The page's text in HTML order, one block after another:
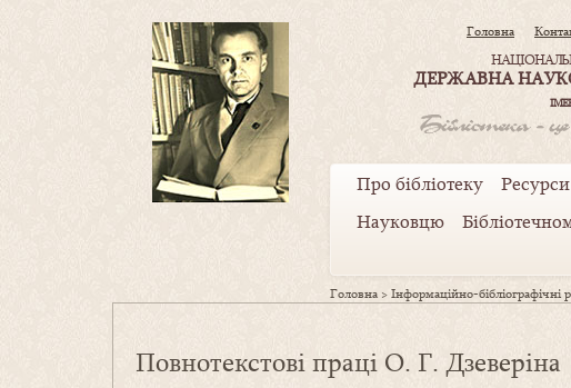
Головна
ДЕРЖАВНА
Про бібліотеку Ресурси
Науковцю
Головна >Інформаційно-бібліографічні
Повнотекстові праці О. Г. Дзеверіна